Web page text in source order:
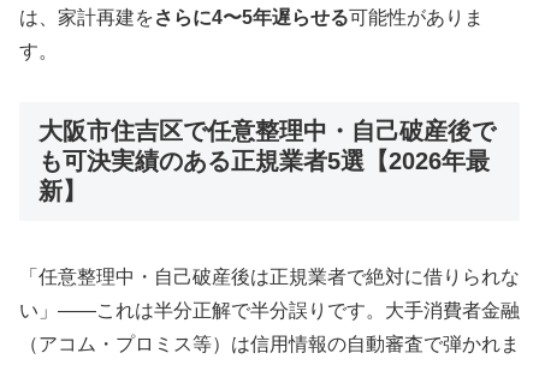
は、家計再建をさらに4〜5年遅らせる可能性がありま
す。
大阪市住吉区で任意整理中・自己破産後で
も可決実績のある正規業者5選【2026年最
新】
「任意整理中・自己破産後は正規業者で絶対に借りられな
い」——これは半分正解で半分誤りです。大手消費者金融
（アコム・プロミス等）は信用情報の自動審査で弾かれま